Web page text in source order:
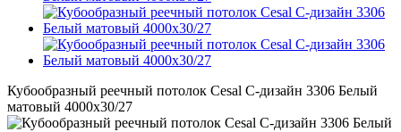
Кубообразный реечный потолок Cesal C-дизайн 3306 Белый
матовый 4000х30/27